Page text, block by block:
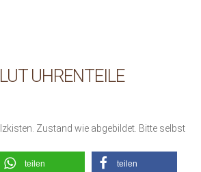
UHRENTEILE
Zustand wie abgebildet. Bitte selbst
teilen teilen